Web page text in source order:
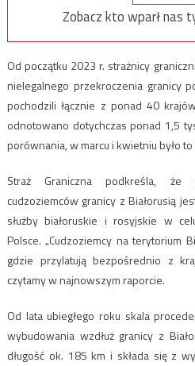
Zobacz kto wparł nas
Od początku 2023 r. strażnicy
nielegalnego przekroczenia granicy
pochodzili łącznie z ponad 40
odnotowano dotychczas ponad 1,5
porównania, w marcu i kwietniu było
Straż Graniczna podkreśla, że
cudzoziemców granicy z Białorusią
służby białoruskie i rosyjskie w
Polsce. „Cudzoziemcy na terytorium
gdzie przylatują bezpośrednio z
czytamy w najnowszym raporcie.
Od lata ubiegłego roku skala
wybudowania wzdłuż granicy z
długość ok. 185 km i składa się z